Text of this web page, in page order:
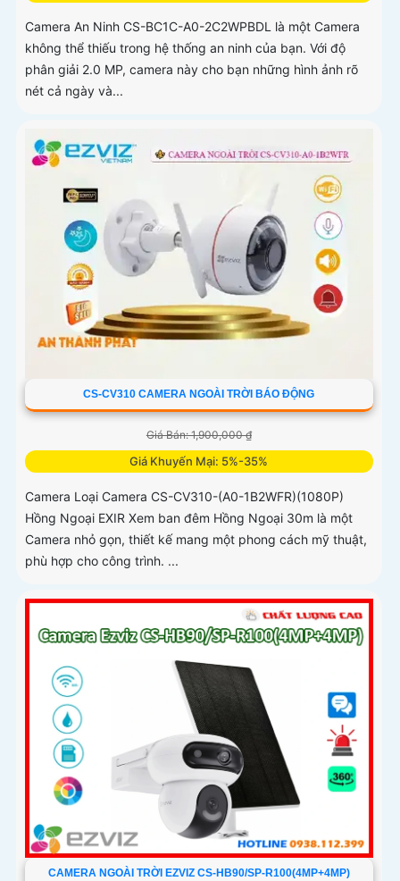
Camera An Ninh CS-BC1C-A0-2C2WPBDL là một Camera
không thể thiếu trong hệ thống an ninh của bạn. Với độ
phân giải 2.0 MP, camera này cho bạn những hình ảnh rõ
nét cả ngày và...
CS-CV310 CAMERA NGOÀI TRỜI BÁO ĐỘNG
Giá Bán: 1,900,000 ₫
Giá Khuyến Mại: 5%-35%
Camera Loại Camera CS-CV310-(A0-1B2WFR)(1080P)
Hồng Ngoại EXIR Xem ban đêm Hồng Ngoại 30m là một
Camera nhỏ gọn, thiết kế mang một phong cách mỹ thuật,
phù hợp cho công trình. ...
CAMERA NGOÀI TRỜI EZVIZ CS-HB90/SP-R100(4MP+4MP)